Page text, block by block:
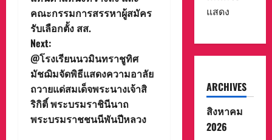
a
v
i
g
a
คณะกรรมการสรรหาผู้สมัคร
รับเลือกตั้ง สส.
Next:
@โรงเรียนนวมินทราชูทิศ
มัชฌิมจัดพิธีแสดงความอาลัย
ถวายแด่สมเด็จพระนางเจ้าสิ
ริกิติ์ พระบรมราชินีนาถ
พระบรมราชชนนีพันปีหลวง
แสดง
ARCHIVES
สิงหาคม
2026